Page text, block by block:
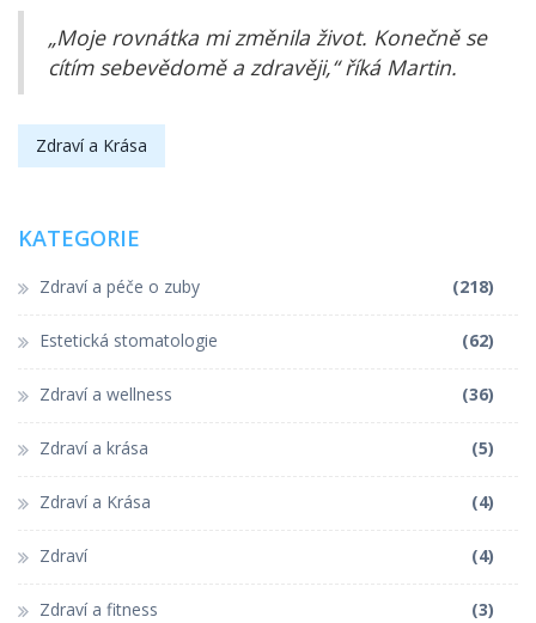
„Moje rovnátka mi změnila život. Konečně se
cítím sebevědomě a zdravěji,“ říká Martin.
Zdraví a Krása
KATEGORIE
Zdraví a péče o zuby (218)
Estetická stomatologie (62)
Zdraví a wellness (36)
Zdraví a krása (5)
Zdraví a Krása (4)
Zdraví (4)
Zdraví a fitness (3)